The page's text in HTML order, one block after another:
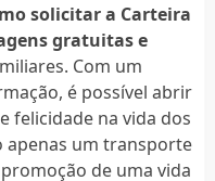
solicitar a Carteira
gratuitas e
Com um
é possível abrir
felicidade na vida dos
apenas um transporte
de uma vida